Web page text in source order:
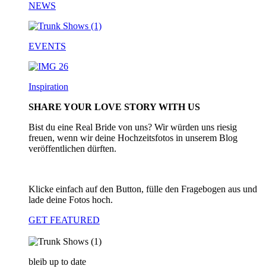
NEWS
EVENTS
Inspiration
SHARE YOUR LOVE STORY WITH US
Bist du eine Real Bride von uns? Wir würden uns riesig
freuen, wenn wir deine Hochzeitsfotos in unserem Blog
veröffentlichen dürften.
Klicke einfach auf den Button, fülle den Fragebogen aus und
lade deine Fotos hoch.
GET FEATURED
bleib up to date